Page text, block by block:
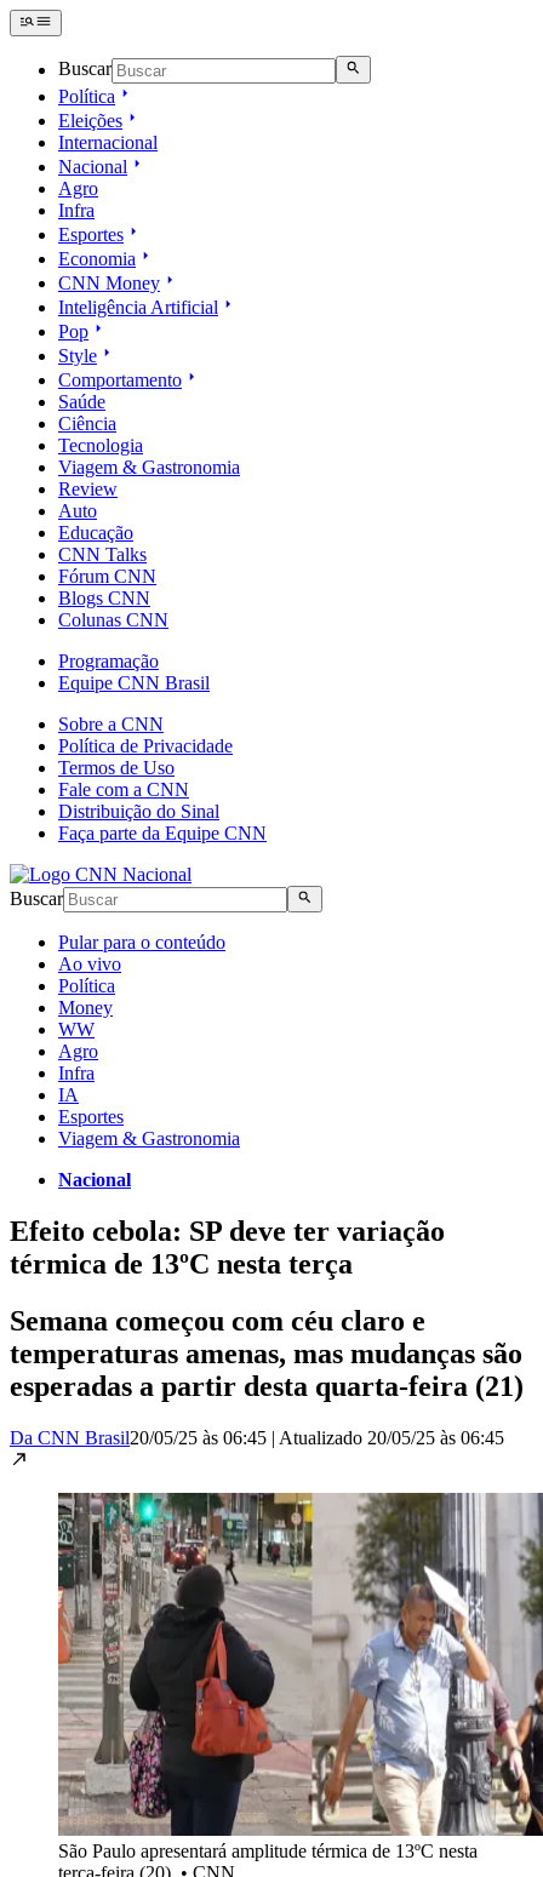
Buscar
Política
Eleições
Internacional
Nacional
Agro
Infra
Esportes
Economia
CNN Money
Inteligência Artificial
Pop
Style
Comportamento
Saúde
Ciência
Tecnologia
Viagem & Gastronomia
Review
Auto
Educação
CNN Talks
Fórum CNN
Blogs CNN
Colunas CNN
Programação
Equipe CNN Brasil
Sobre a CNN
Política de Privacidade
Termos de Uso
Fale com a CNN
Distribuição do Sinal
Faça parte da Equipe CNN
Buscar
Pular para o conteúdo
Ao vivo
Política
Money
WW
Agro
Infra
IA
Esportes
Viagem & Gastronomia
Nacional
Efeito cebola: SP deve ter variação
térmica de 13ºC nesta terça
Semana começou com céu claro e
temperaturas amenas, mas mudanças são
esperadas a partir desta quarta-feira (21)
Da CNN Brasil20/05/25 às 06:45 | Atualizado 20/05/25 às 06:45
São Paulo apresentará amplitude térmica de 13ºC nesta
terça-feira (20) • CNN